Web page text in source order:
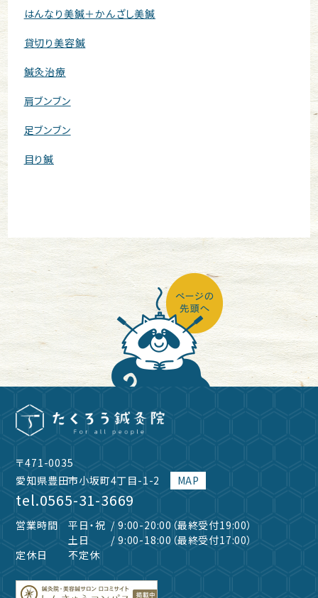
はんなり美鍼＋かんざし美鍼
貸切り美容鍼
鍼灸治療
肩ブンブン
足ブンブン
目り鍼
〒471-0035
愛知県豊田市小坂町4丁目-1-2
MAP
tel.0565-31-3669
営業時間 平日・祝 / 9:00-20:00（最終受付19:00）
土日
/ 9:00-18:00（最終受付17:00）
定休日
不定休